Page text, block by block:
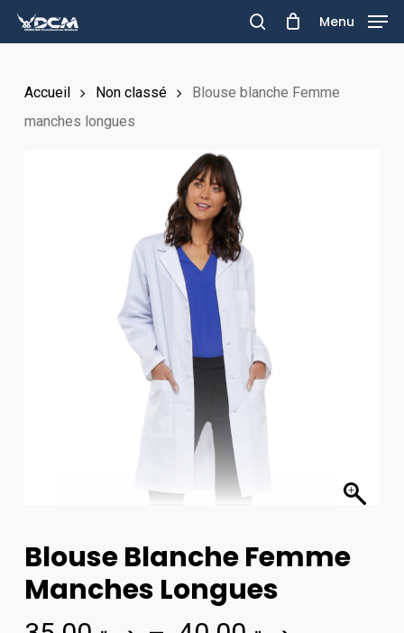
Skip
to
content
search
Menu
Accueil Non classé
Blouse blanche Femme
manches longues
Blouse Blanche Femme
Manches Longues